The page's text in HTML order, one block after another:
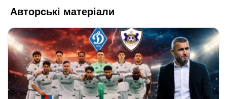
Авторські матеріали